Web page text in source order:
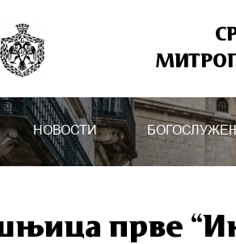
НОВОСТИ
прве